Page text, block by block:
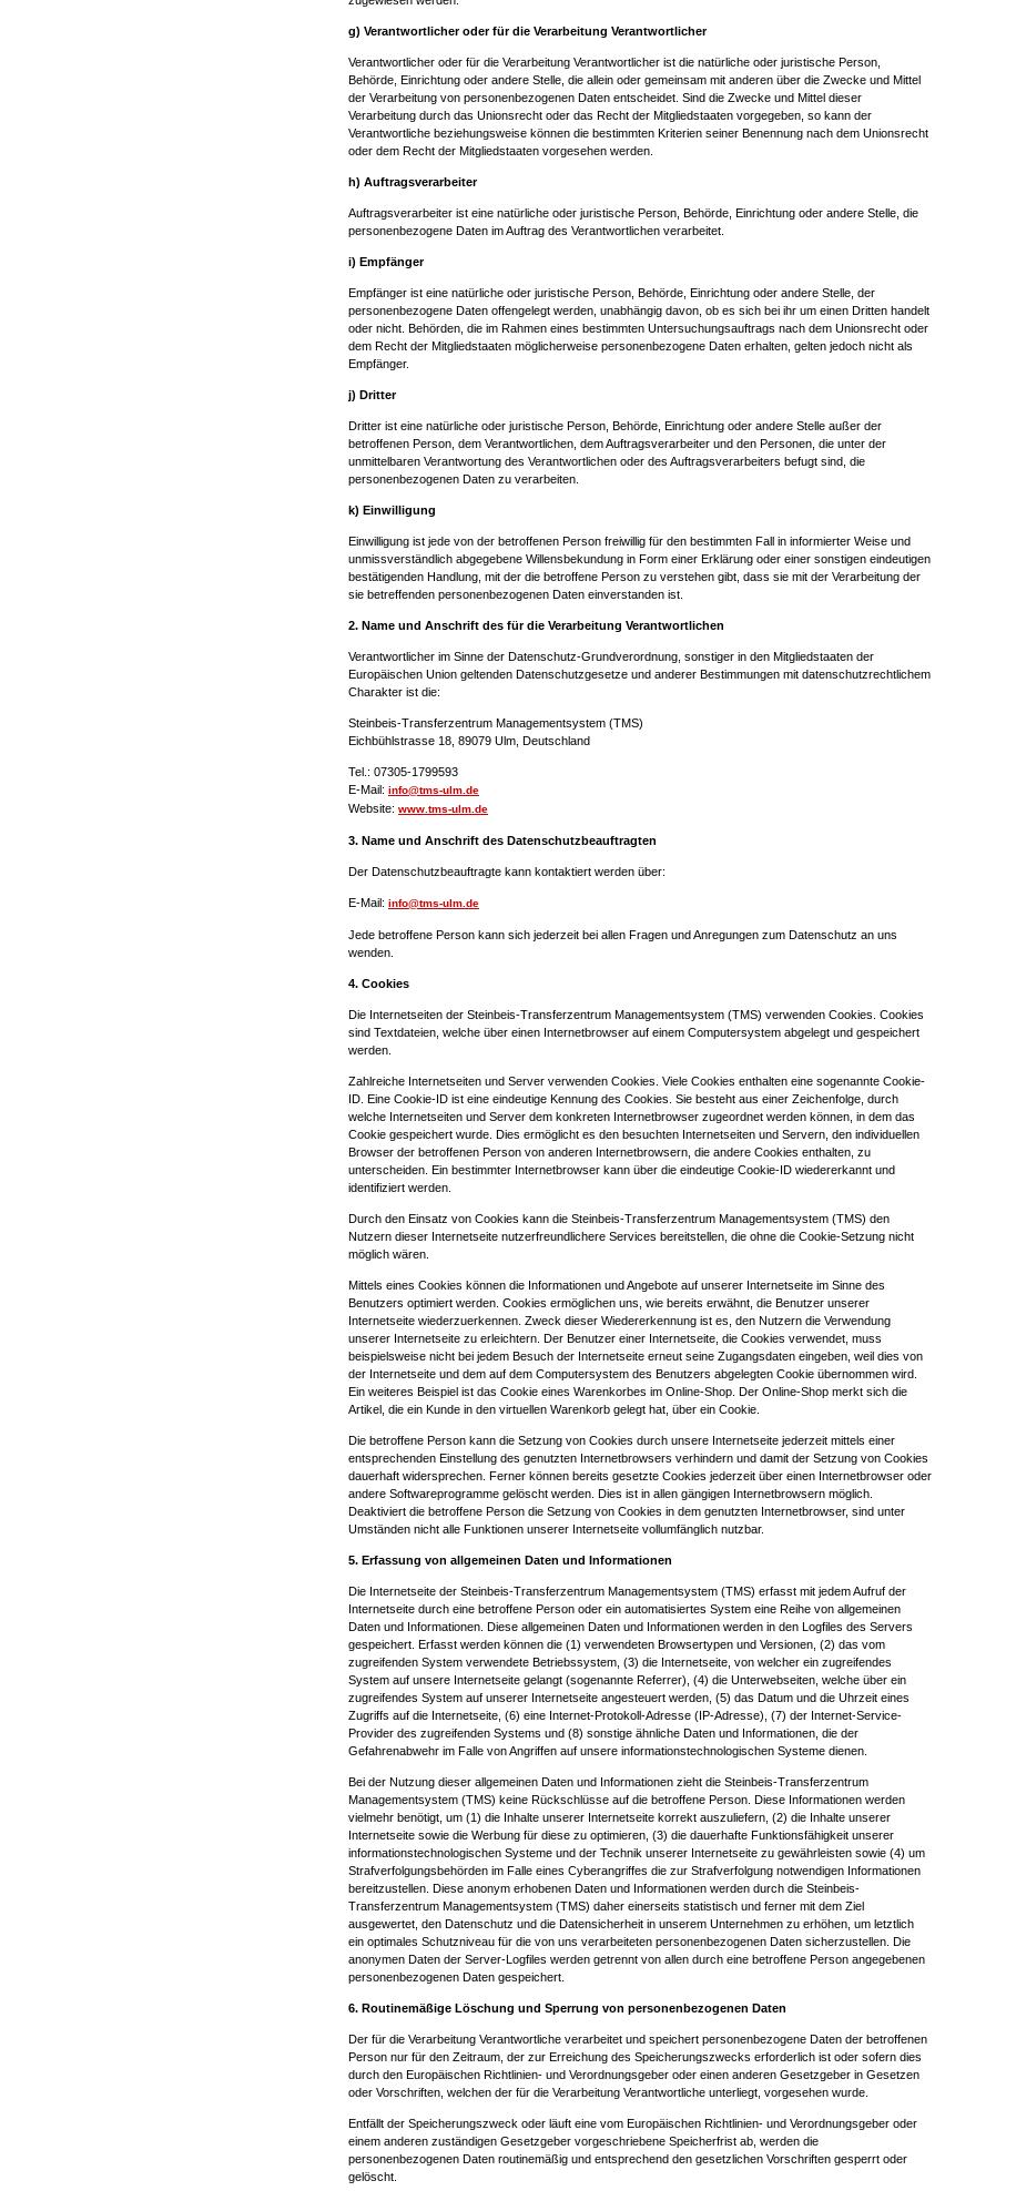
g) Verantwortlicher oder für die Verarbeitung Verantwortlicher
Verantwortlicher oder für die Verarbeitung Verantwortlicher ist die natürliche oder juristische Person,
Behörde, Einrichtung oder andere Stelle, die allein oder gemeinsam mit anderen über die Zwecke und Mittel
der Verarbeitung von personenbezogenen Daten entscheidet. Sind die Zwecke und Mittel dieser
Verarbeitung durch das Unionsrecht oder das Recht der Mitgliedstaaten vorgegeben, so kann der
Verantwortliche beziehungsweise können die bestimmten Kriterien seiner Benennung nach dem Unionsrecht
oder dem Recht der Mitgliedstaaten vorgesehen werden.
h) Auftragsverarbeiter
Auftragsverarbeiter ist eine natürliche oder juristische Person, Behörde, Einrichtung oder andere Stelle, die
personenbezogene Daten im Auftrag des Verantwortlichen verarbeitet.
i) Empfänger
Empfänger ist eine natürliche oder juristische Person, Behörde, Einrichtung oder andere Stelle, der
personenbezogene Daten offengelegt werden, unabhängig davon, ob es sich bei ihr um einen Dritten handelt
oder nicht. Behörden, die im Rahmen eines bestimmten Untersuchungsauftrags nach dem Unionsrecht oder
dem Recht der Mitgliedstaaten möglicherweise personenbezogene Daten erhalten, gelten jedoch nicht als
Empfänger.
j) Dritter
Dritter ist eine natürliche oder juristische Person, Behörde, Einrichtung oder andere Stelle außer der
betroffenen Person, dem Verantwortlichen, dem Auftragsverarbeiter und den Personen, die unter der
unmittelbaren Verantwortung des Verantwortlichen oder des Auftragsverarbeiters befugt sind, die
personenbezogenen Daten zu verarbeiten.
k) Einwilligung
Einwilligung ist jede von der betroffenen Person freiwillig für den bestimmten Fall in informierter Weise und
unmissverständlich abgegebene Willensbekundung in Form einer Erklärung oder einer sonstigen eindeutigen
bestätigenden Handlung, mit der die betroffene Person zu verstehen gibt, dass sie mit der Verarbeitung der
sie betreffenden personenbezogenen Daten einverstanden ist.
2. Name und Anschrift des für die Verarbeitung Verantwortlichen
Verantwortlicher im Sinne der Datenschutz-Grundverordnung, sonstiger in den Mitgliedstaaten der
Europäischen Union geltenden Datenschutzgesetze und anderer Bestimmungen mit datenschutzrechtlichem
Charakter ist die:
Steinbeis-Transferzentrum Managementsystem (TMS)
Eichbühlstrasse 18, 89079 Ulm, Deutschland
Tel.: 07305-1799593
E-Mail: info@tms-ulm.de
Website: www.tms-ulm.de
3. Name und Anschrift des Datenschutzbeauftragten
Der Datenschutzbeauftragte kann kontaktiert werden über:
E-Mail: info@tms-ulm.de
Jede betroffene Person kann sich jederzeit bei allen Fragen und Anregungen zum Datenschutz an uns
wenden.
4. Cookies
Die Internetseiten der Steinbeis-Transferzentrum Managementsystem (TMS) verwenden Cookies. Cookies
sind Textdateien, welche über einen Internetbrowser auf einem Computersystem abgelegt und gespeichert
werden.
Zahlreiche Internetseiten und Server verwenden Cookies. Viele Cookies enthalten eine sogenannte Cookie-
ID. Eine Cookie-ID ist eine eindeutige Kennung des Cookies. Sie besteht aus einer Zeichenfolge, durch
welche Internetseiten und Server dem konkreten Internetbrowser zugeordnet werden können, in dem das
Cookie gespeichert wurde. Dies ermöglicht es den besuchten Internetseiten und Servern, den individuellen
Browser der betroffenen Person von anderen Internetbrowsern, die andere Cookies enthalten, zu
unterscheiden. Ein bestimmter Internetbrowser kann über die eindeutige Cookie-ID wiedererkannt und
identifiziert werden.
Durch den Einsatz von Cookies kann die Steinbeis-Transferzentrum Managementsystem (TMS) den
Nutzern dieser Internetseite nutzerfreundlichere Services bereitstellen, die ohne die Cookie-Setzung nicht
möglich wären.
Mittels eines Cookies können die Informationen und Angebote auf unserer Internetseite im Sinne des
Benutzers optimiert werden. Cookies ermöglichen uns, wie bereits erwähnt, die Benutzer unserer
Internetseite wiederzuerkennen. Zweck dieser Wiedererkennung ist es, den Nutzern die Verwendung
unserer Internetseite zu erleichtern. Der Benutzer einer Internetseite, die Cookies verwendet, muss
beispielsweise nicht bei jedem Besuch der Internetseite erneut seine Zugangsdaten eingeben, weil dies von
der Internetseite und dem auf dem Computersystem des Benutzers abgelegten Cookie übernommen wird.
Ein weiteres Beispiel ist das Cookie eines Warenkorbes im Online-Shop. Der Online-Shop merkt sich die
Artikel, die ein Kunde in den virtuellen Warenkorb gelegt hat, über ein Cookie.
Die betroffene Person kann die Setzung von Cookies durch unsere Internetseite jederzeit mittels einer
entsprechenden Einstellung des genutzten Internetbrowsers verhindern und damit der Setzung von Cookies
dauerhaft widersprechen. Ferner können bereits gesetzte Cookies jederzeit über einen Internetbrowser oder
andere Softwareprogramme gelöscht werden. Dies ist in allen gängigen Internetbrowsern möglich.
Deaktiviert die betroffene Person die Setzung von Cookies in dem genutzten Internetbrowser, sind unter
Umständen nicht alle Funktionen unserer Internetseite vollumfänglich nutzbar.
5. Erfassung von allgemeinen Daten und Informationen
Die Internetseite der Steinbeis-Transferzentrum Managementsystem (TMS) erfasst mit jedem Aufruf der
Internetseite durch eine betroffene Person oder ein automatisiertes System eine Reihe von allgemeinen
Daten und Informationen. Diese allgemeinen Daten und Informationen werden in den Logfiles des Servers
gespeichert. Erfasst werden können die (1) verwendeten Browsertypen und Versionen, (2) das vom
zugreifenden System verwendete Betriebssystem, (3) die Internetseite, von welcher ein zugreifendes
System auf unsere Internetseite gelangt (sogenannte Referrer), (4) die Unterwebseiten, welche über ein
zugreifendes System auf unserer Internetseite angesteuert werden, (5) das Datum und die Uhrzeit eines
Zugriffs auf die Internetseite, (6) eine Internet-Protokoll-Adresse (IP-Adresse), (7) der Internet-Service-
Provider des zugreifenden Systems und (8) sonstige ähnliche Daten und Informationen, die der
Gefahrenabwehr im Falle von Angriffen auf unsere informationstechnologischen Systeme dienen.
Bei der Nutzung dieser allgemeinen Daten und Informationen zieht die Steinbeis-Transferzentrum
Managementsystem (TMS) keine Rückschlüsse auf die betroffene Person. Diese Informationen werden
vielmehr benötigt, um (1) die Inhalte unserer Internetseite korrekt auszuliefern, (2) die Inhalte unserer
Internetseite sowie die Werbung für diese zu optimieren, (3) die dauerhafte Funktionsfähigkeit unserer
informationstechnologischen Systeme und der Technik unserer Internetseite zu gewährleisten sowie (4) um
Strafverfolgungsbehörden im Falle eines Cyberangriffes die zur Strafverfolgung notwendigen Informationen
bereitzustellen. Diese anonym erhobenen Daten und Informationen werden durch die Steinbeis-
Transferzentrum Managementsystem (TMS) daher einerseits statistisch und ferner mit dem Ziel
ausgewertet, den Datenschutz und die Datensicherheit in unserem Unternehmen zu erhöhen, um letztlich
ein optimales Schutzniveau für die von uns verarbeiteten personenbezogenen Daten sicherzustellen. Die
anonymen Daten der Server-Logfiles werden getrennt von allen durch eine betroffene Person angegebenen
personenbezogenen Daten gespeichert.
6. Routinemäßige Löschung und Sperrung von personenbezogenen Daten
Der für die Verarbeitung Verantwortliche verarbeitet und speichert personenbezogene Daten der betroffenen
Person nur für den Zeitraum, der zur Erreichung des Speicherungszwecks erforderlich ist oder sofern dies
durch den Europäischen Richtlinien- und Verordnungsgeber oder einen anderen Gesetzgeber in Gesetzen
oder Vorschriften, welchen der für die Verarbeitung Verantwortliche unterliegt, vorgesehen wurde.
Entfällt der Speicherungszweck oder läuft eine vom Europäischen Richtlinien- und Verordnungsgeber oder
einem anderen zuständigen Gesetzgeber vorgeschriebene Speicherfrist ab, werden die
personenbezogenen Daten routinemäßig und entsprechend den gesetzlichen Vorschriften gesperrt oder
gelöscht.